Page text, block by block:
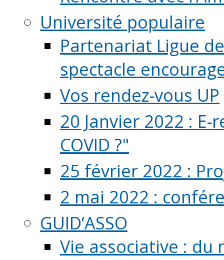
Université populaire
Partenariat Ligue
spectacle
Vos rendez-vous UP
20 Janvier 2022 :
COVID ?"
25 février 2022 :
2 mai 2022 :
GUID’ASSO
Vie associative : du